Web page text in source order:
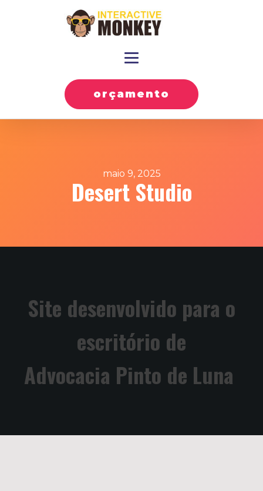
orçamento
maio 9, 2025
Desert Studio
Site desenvolvido para o
escritório de
Advocacia Pinto de Luna